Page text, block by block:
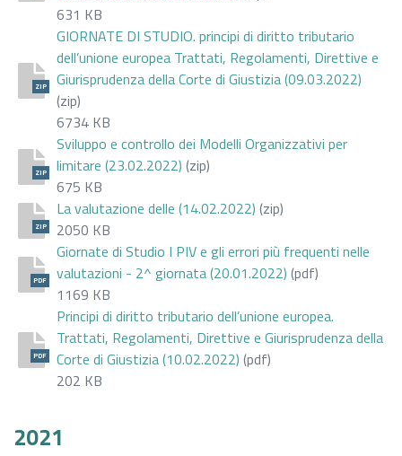
631 KB
ZIP
GIORNATE DI STUDIO. principi di diritto tributario
dell’unione europea Trattati, Regolamenti, Direttive e
Giurisprudenza della Corte di Giustizia (09.03.2022)
(zip)
6734 KB
ZIP
Sviluppo e controllo dei Modelli Organizzativi per
limitare (23.02.2022) (zip)
675 KB
ZIP
La valutazione delle (14.02.2022) (zip)
2050 KB
PDF
Giornate di Studio I PIV e gli errori più frequenti nelle
valutazioni - 2^ giornata (20.01.2022) (pdf)
1169 KB
PDF
Principi di diritto tributario dell’unione europea.
Trattati, Regolamenti, Direttive e Giurisprudenza della
Corte di Giustizia (10.02.2022) (pdf)
202 KB
2021